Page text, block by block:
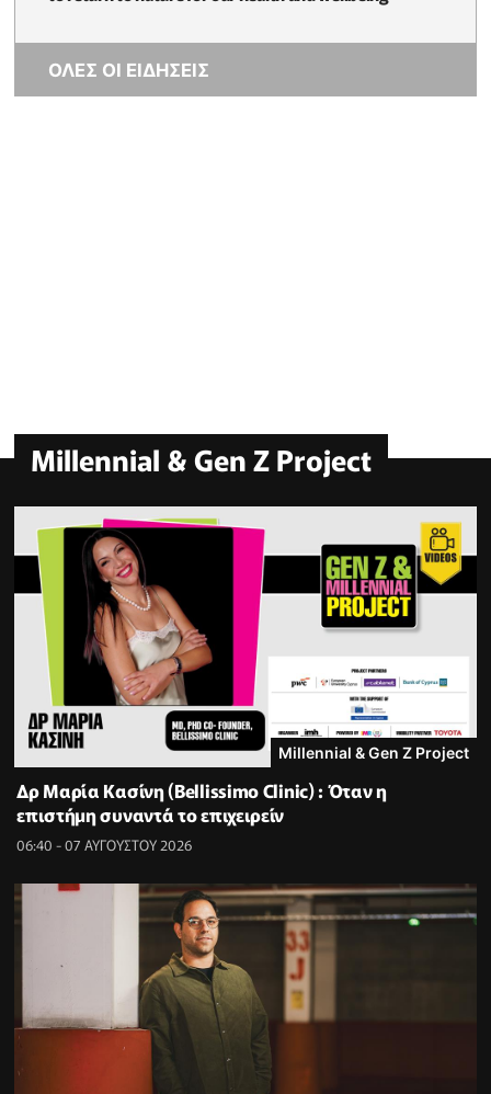
ΟΛΕΣ ΟΙ ΕΙΔΗΣΕΙΣ
Millennial & Gen Z Project
Millennial & Gen Z Project
Δρ Μαρία Κασίνη (Bellissimo Clinic) : Όταν η
επιστήμη συναντά το επιχειρείν
06:40 - 07 ΑΥΓΟΥΣΤΟΥ 2026